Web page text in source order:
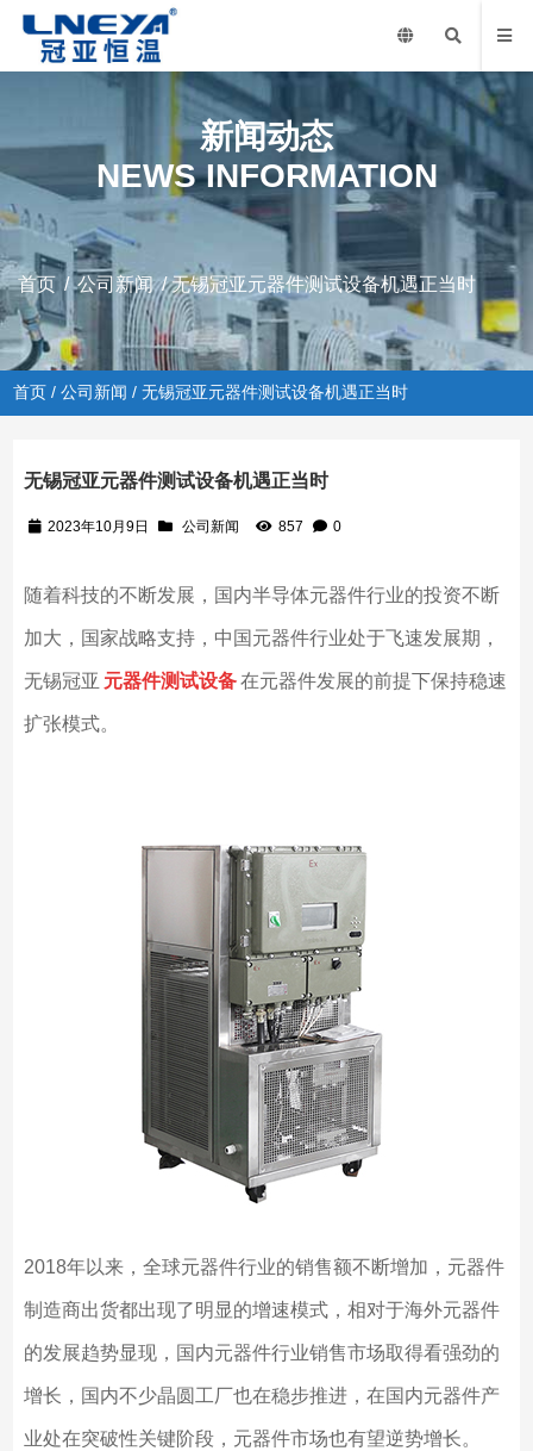
新闻动态
NEWS INFORMATION
首页 /公司新闻/ 无锡冠亚元器件测试设备机遇正当时
首页 /公司新闻 / 无锡冠亚元器件测试设备机遇正当时
无锡冠亚元器件测试设备机遇正当时
2023年10月9日 公司新闻 857 0
随着科技的不断发展，国内半导体元器件行业的投资不断
加大，国家战略支持，中国元器件行业处于飞速发展期，
无锡冠亚 元器件测试设备在元器件发展的前提下保持稳速
扩张模式。
2018年以来，全球元器件行业的销售额不断增加，元器件
制造商出货都出现了明显的增速模式，相对于海外元器件
的发展趋势显现，国内元器件行业销售市场取得看强劲的
增长，国内不少晶圆工厂也在稳步推进，在国内元器件产
业处在突破性关键阶段，元器件市场也有望逆势增长。